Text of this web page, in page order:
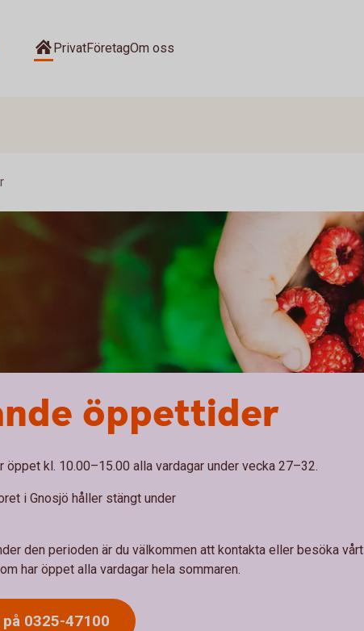
PrivatFöretagOm oss
öppettider
öppet kl. 10.00–15.00 alla vardagar under vecka 27–32.
i Gnosjö håller stängt under
den perioden är du välkommen att kontakta eller besöka vårt
har öppet alla vardagar hela sommaren.
0325-47100